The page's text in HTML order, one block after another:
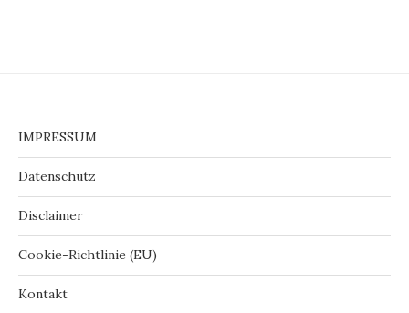
IMPRESSUM
Datenschutz
Disclaimer
Cookie-Richtlinie (EU)
Kontakt